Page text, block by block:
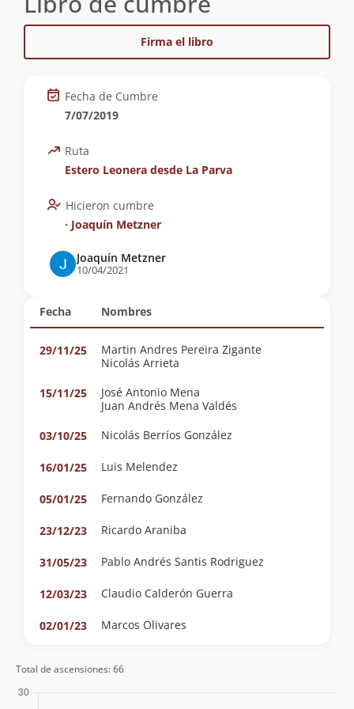
Firma el libro
Fecha Nombres
29/11/25
Martin Andres Pereira Zigante
Nicolás Arrieta
15/11/25
José Antonio Mena
Juan Andrés Mena Valdés
03/10/25
Nicolás Berríos González
16/01/25 Luis Melendez
05/01/25 Fernando González
23/12/23 Ricardo Araniba
31/05/23 Pablo Andrés Santis Rodriguez
12/03/23 Claudio Calderón Guerra
02/01/23 Marcos Olivares
Fecha de Cumbre
7/07/2019
Ruta
Estero Leonera desde La Parva
Hicieron cumbre
∙ Joaquín Metzner
Joaquín Metzner
10/04/2021
Total de ascensiones: 66